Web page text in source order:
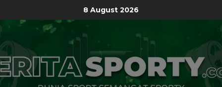
8 August 2026